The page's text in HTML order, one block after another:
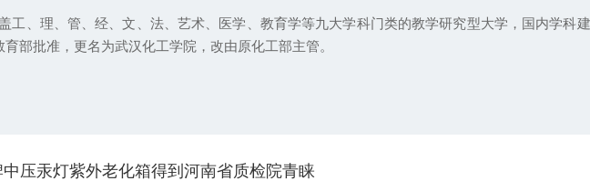
工、理、管、经、文、法、艺术、医学、教育学等九大学科门类的教学研究型大学，国内学科
部批准，更名为武汉化工学院，改由原化工部主管。
压汞灯紫外老化箱得到河南省质检院青睐